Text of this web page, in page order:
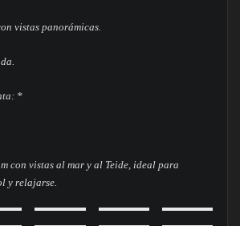
vistas panorámicas.
*
con vistas al mar y al Teide, ideal para
y relajarse.